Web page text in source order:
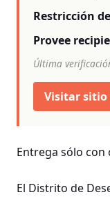
Restricción
Provee
Última
Visitar
Entrega sólo con
El Distrito de